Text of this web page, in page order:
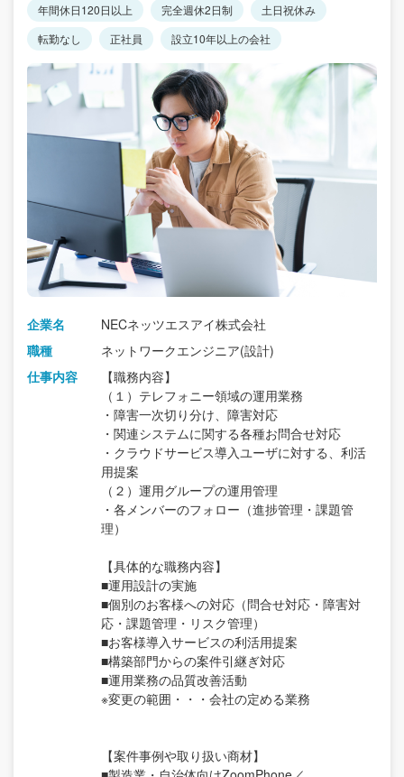
年間休日120日以上 完全週休2日制
土日祝休み
転勤なし
正社員 設立10年以上の会社
企業名
NECネッツエスアイ株式会社
職種
ネットワークエンジニア(設計)
仕事内容
【職務内容】
（１）テレフォニー領域の運用業務
・障害一次切り分け、障害対応
・関連システムに関する各種お問合せ対応
・クラウドサービス導入ユーザに対する、利活
用提案
（２）運用グループの運用管理
・各メンバーのフォロー（進捗管理・課題管
理）
【具体的な職務内容】
■運用設計の実施
■個別のお客様への対応（問合せ対応・障害対
応・課題管理・リスク管理）
■お客様導入サービスの利活用提案
■構築部門からの案件引継ぎ対応
■運用業務の品質改善活動
※変更の範囲・・・会社の定める業務
【案件事例や取り扱い商材】